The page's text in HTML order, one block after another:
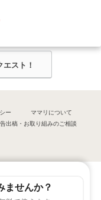
ませんか？
作成させていただきま
スト！
ー
ママリについて
出稿・お取り組みのご相談